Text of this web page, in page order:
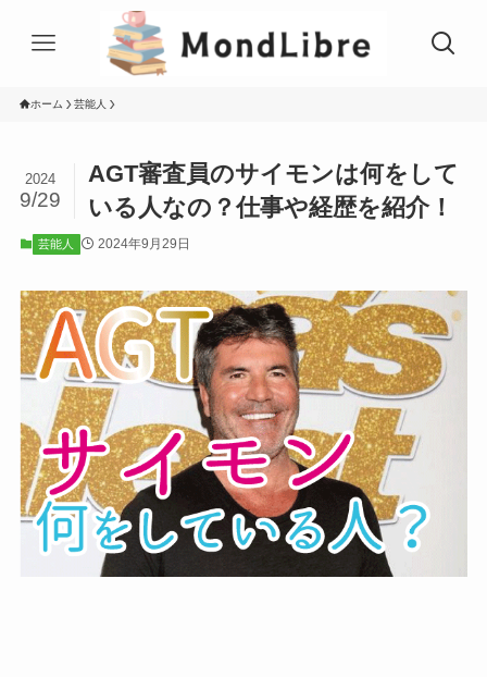
ホーム 芸能人
AGT審査員のサイモンは何をして
いる人なの？仕事や経歴を紹介！
2024
9/29
芸能人 2024年9月29日